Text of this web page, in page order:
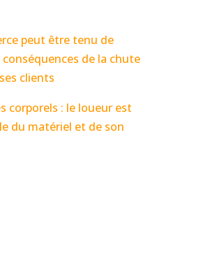
peut être tenu de
conséquences de la chute
clients
corporels : le loueur est
du matériel et de son